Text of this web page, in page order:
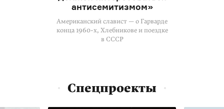
антисемитизмом»
Американский славист — о Гарварде
конца 1960-х, Хлебникове и поездке
в СССР
Спецпроекты